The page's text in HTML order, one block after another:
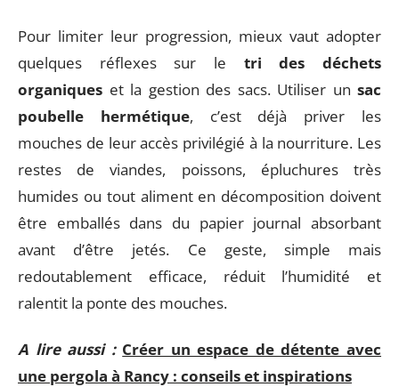
Pour limiter leur progression, mieux vaut adopter
quelques réflexes sur le tri des déchets
organiques et la gestion des sacs. Utiliser un sac
poubelle hermétique, c’est déjà priver les
mouches de leur accès privilégié à la nourriture. Les
restes de viandes, poissons, épluchures très
humides ou tout aliment en décomposition doivent
être emballés dans du papier journal absorbant
avant d’être jetés. Ce geste, simple mais
redoutablement efficace, réduit l’humidité et
ralentit la ponte des mouches.
A lire aussi : Créer un espace de détente avec
une pergola à Rancy : conseils et inspirations